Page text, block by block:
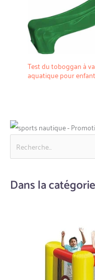
Test du toboggan à
aquatique pour
Dans la